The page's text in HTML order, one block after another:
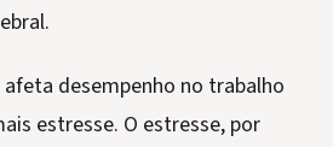
desempenho no trabalho
estresse. O estresse, por